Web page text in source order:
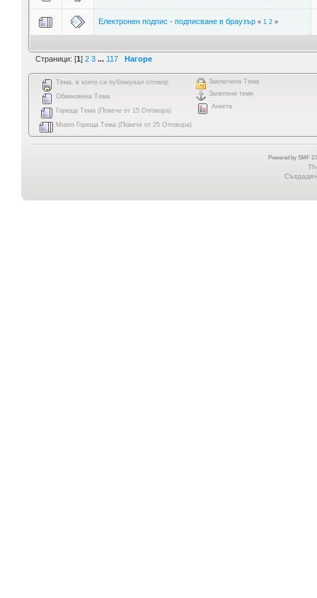
Електронен подпис - подписване в браузър « 1 2»
Страници: [1] 2 3 ... 117 Нагоре
Тема, в която си публикувал отговор
Обикновена Тема
Гореща Тема (Повече от 15 Отговора)
Много Гореща Тема (Повече от 25 Отговора)
Заключена Тема
Залепени теми
Анкета
Powered by SMF